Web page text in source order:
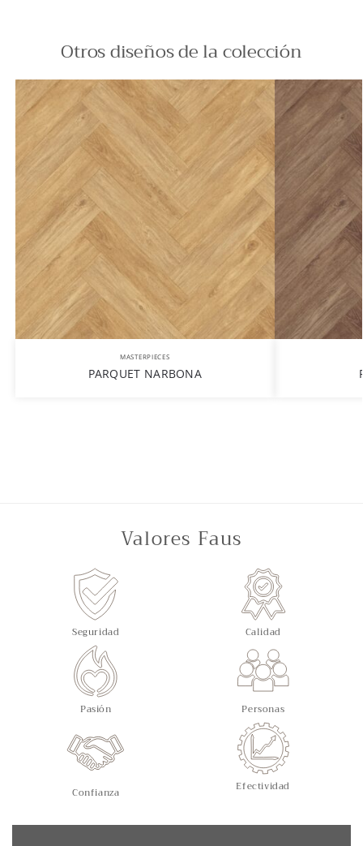
Otros diseños de la colección
MASTERPIECES
PARQUET NARBONA
Valores Faus
Seguridad Calidad
Pasión Personas
Confianza Efectividad